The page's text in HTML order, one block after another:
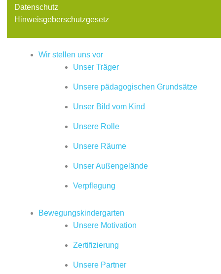
Datenschutz
Hinweisgeberschutzgesetz
Wir stellen uns vor
Unser Träger
Unsere pädagogischen Grundsätze
Unser Bild vom Kind
Unsere Rolle
Unsere Räume
Unser Außengelände
Verpflegung
Bewegungskindergarten
Unsere Motivation
Zertifizierung
Unsere Partner